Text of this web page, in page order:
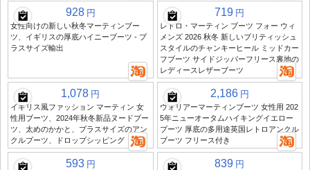
928 円
女性向けの新しい秋冬マーティンブー
ツ、イギリスの厚底ハイニーブーツ - プ
ラスサイズ輸出
719 円
レトロ・マーティン ブーツ フォー ウィ
メンズ 2026 秋冬 新しいブリティッシュ
スタイルのチャンキーヒール ミッドカー
フブーツ サイドジッパーフリース裏地の
レディースレザーブーツ
1,078 円
イギリス風ファッション マーティン 女
性用ブーツ、2024年秋冬新品ヌードブー
ツ、太めのかかと、プラスサイズのアン
クルブーツ、ドロップシッピング
2,186 円
ウォリアーマーティンブーツ 女性用 202
5年ニューオータムハイキングイエロー
ブーツ 厚底の多用途英国レトロアンクル
ブーツ フリース付き
593 円 839 円